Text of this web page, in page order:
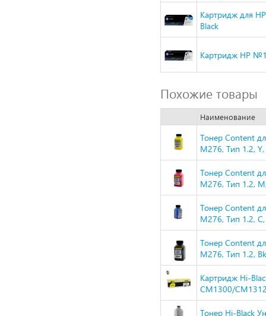
Картридж для
Black
Картридж HP
Похожие товары
Наименование
Тонер Content
M276, Тип 1.2,
Тонер Content
M276, Тип 1.2,
Тонер Content
M276, Тип 1.2,
Тонер Content
M276, Тип 1.2,
Картридж Hi-
CM1300/
Тонер Hi-Black